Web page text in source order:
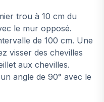
trou à 10 cm du
le mur opposé.
de 100 cm. Une
visser des chevilles
aux chevilles.
angle de 90° avec le